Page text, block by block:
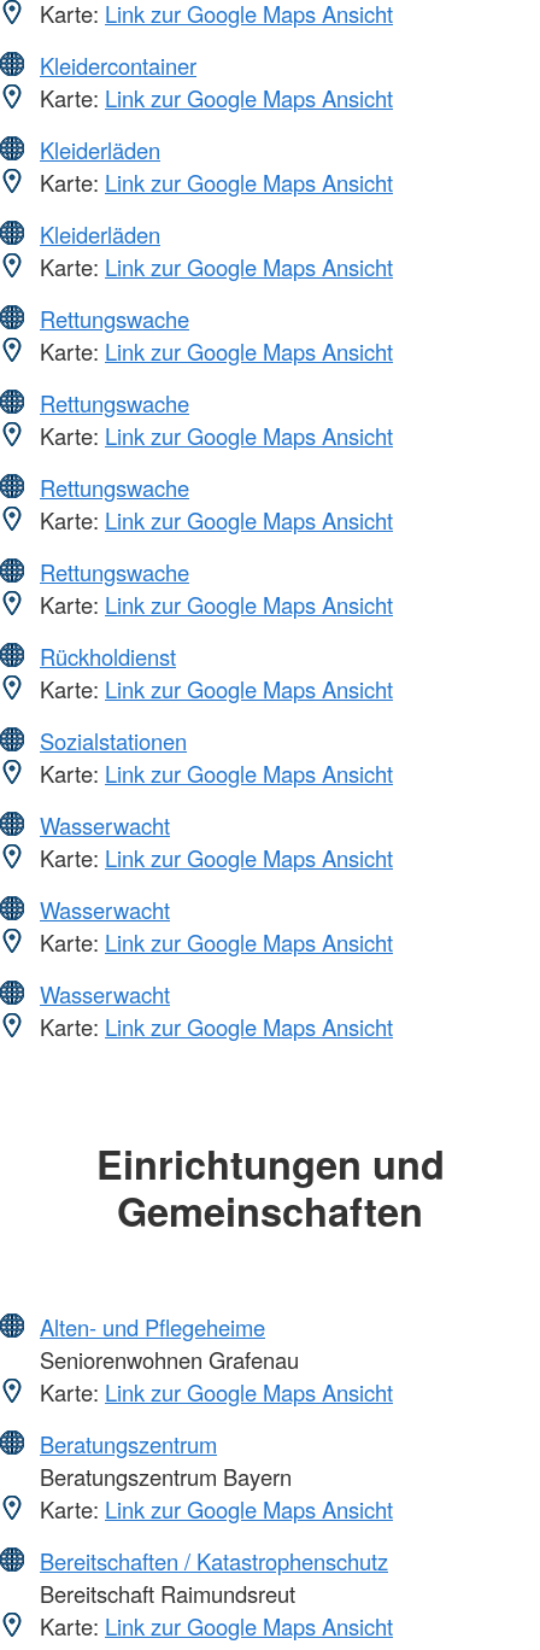
Karte: Link zur Google Maps Ansicht
Kleidercontainer
Karte: Link zur Google Maps Ansicht
Kleiderläden
Karte: Link zur Google Maps Ansicht
Kleiderläden
Karte: Link zur Google Maps Ansicht
Rettungswache
Karte: Link zur Google Maps Ansicht
Rettungswache
Karte: Link zur Google Maps Ansicht
Rettungswache
Karte: Link zur Google Maps Ansicht
Rettungswache
Karte: Link zur Google Maps Ansicht
Rückholdienst
Karte: Link zur Google Maps Ansicht
Sozialstationen
Karte: Link zur Google Maps Ansicht
Wasserwacht
Karte: Link zur Google Maps Ansicht
Wasserwacht
Karte: Link zur Google Maps Ansicht
Wasserwacht
Karte: Link zur Google Maps Ansicht
Einrichtungen und
Gemeinschaften
Alten- und Pflegeheime
Seniorenwohnen Grafenau
Karte: Link zur Google Maps Ansicht
Beratungszentrum
Beratungszentrum Bayern
Karte: Link zur Google Maps Ansicht
Bereitschaften / Katastrophenschutz
Bereitschaft Raimundsreut
Karte: Link zur Google Maps Ansicht